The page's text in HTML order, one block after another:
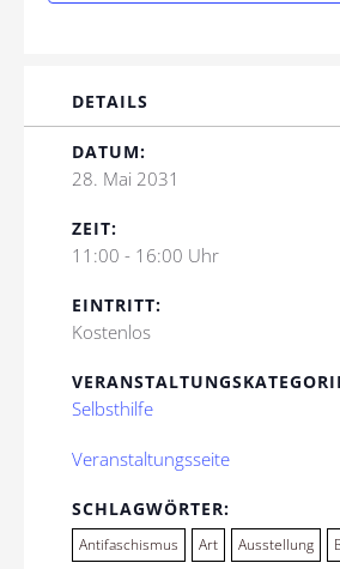
DETAILS
DATUM:
28. Mai 2031
ZEIT:
11:00 - 16:00 Uhr
EINTRITT:
Kostenlos
Selbsthilfe
Veranstaltungsseite
SCHLAGWÖRTER:
Antifaschismus Art Ausstellung